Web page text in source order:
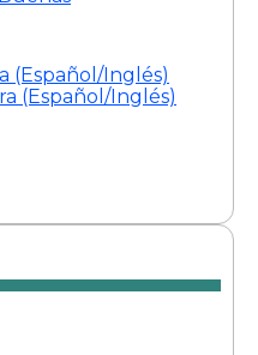
(Español/Inglés)
(Español/Inglés)